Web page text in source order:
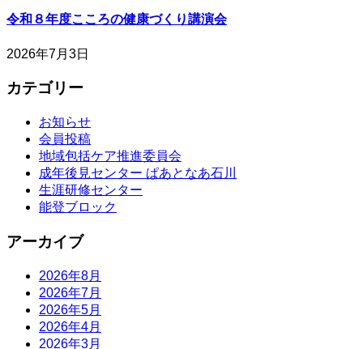
令和８年度こころの健康づくり講演会
2026年7月3日
カテゴリー
お知らせ
会員投稿
地域包括ケア推進委員会
成年後見センター ぱあとなあ石川
生涯研修センター
能登ブロック
アーカイブ
2026年8月
2026年7月
2026年5月
2026年4月
2026年3月